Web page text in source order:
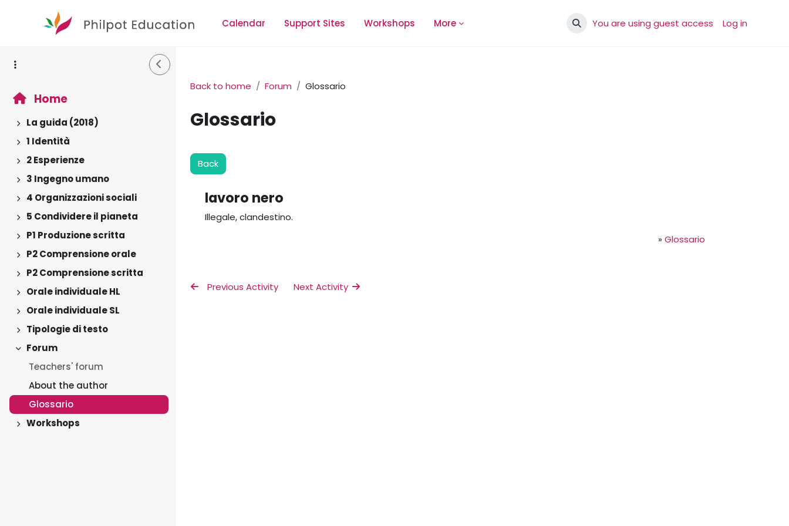
Calendar
Support Sites Workshops More Toggle search input
You are using guest access Log in
Side Drawer
Home
Expand
La guida (2018)
Expand
1 Identità
Expand
2 Esperienze
Expand
3 Ingegno umano
Expand
4 Organizzazioni sociali
Expand
5 Condividere il pianeta
Expand
P1 Produzione scritta
Expand
P2 Comprensione orale
Expand
P2 Comprensione scritta
Expand
Orale individuale HL
Expand
Orale individuale SL
Expand
Tipologie di testo
Collapse
Forum
Teachers' forum
About the author
Glossario
Expand
Workshops
Back to home Forum Glossario
Glossario
Back
lavoro nero
Illegale, clandestino.
» Glossario
Previous Activity Next Activity